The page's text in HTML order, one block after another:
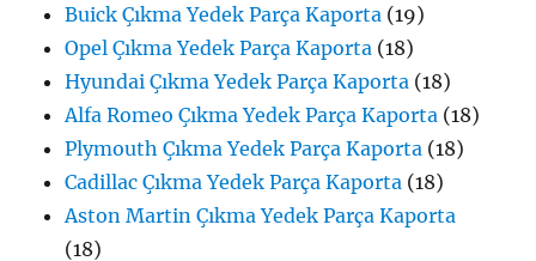
Buick Çıkma Yedek Parça Kaporta (19)
Opel Çıkma Yedek Parça Kaporta (18)
Hyundai Çıkma Yedek Parça Kaporta (18)
Alfa Romeo Çıkma Yedek Parça Kaporta (18)
Plymouth Çıkma Yedek Parça Kaporta (18)
Cadillac Çıkma Yedek Parça Kaporta (18)
Aston Martin Çıkma Yedek Parça Kaporta
(18)